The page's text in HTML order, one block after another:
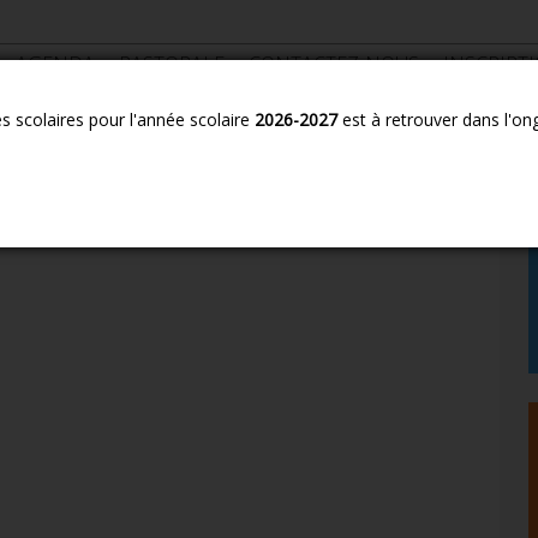
AGENDA PASTORALE CONTACTEZ-NOUS
scolaires pour l'année scolaire 2026-2027est à retrouver dans